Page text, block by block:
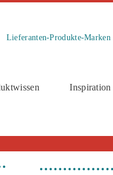
Lieferanten-Produkte-Marken
Inspiration